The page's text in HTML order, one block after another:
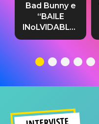
Bad Bunny e
“BAILE
INoLVIDABLE”:
testo,
significato